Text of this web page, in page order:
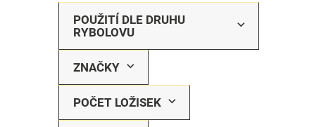
ZNAČKY
POČET LOŽISEK
POUŽITÍ DLE DRUHU
RYBOLOVU